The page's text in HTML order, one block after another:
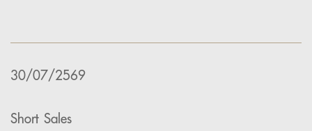
30/07/2569
Short Sales